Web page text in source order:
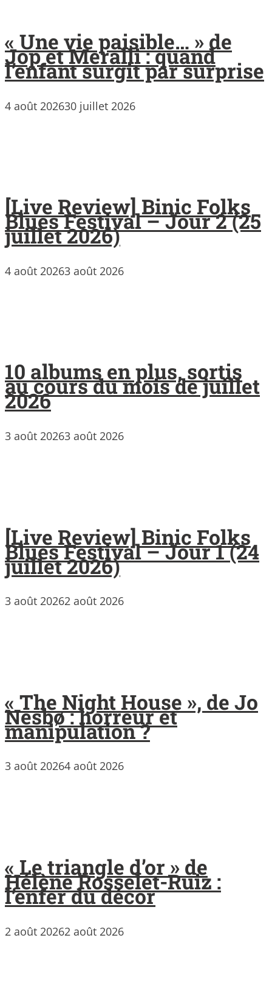
« Une vie paisible… » de
Jop et Meralli : quand
l’enfant surgit par surprise
4 août 202630 juillet 2026
[Live Review] Binic Folks
Blues Festival – Jour 2 (25
juillet 2026)
4 août 20263 août 2026
10 albums en plus, sortis
au cours du mois de juillet
2026
3 août 20263 août 2026
[Live Review] Binic Folks
Blues Festival – Jour 1 (24
juillet 2026)
3 août 20262 août 2026
« The Night House », de Jo
Nesbø : horreur et
manipulation ?
3 août 20264 août 2026
« Le triangle d’or » de
Hélène Rosselet-Ruiz :
l’enfer du décor
2 août 20262 août 2026